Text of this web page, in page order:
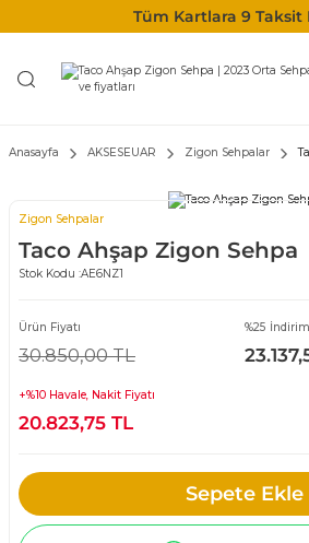
Tüm Kartlara 9 Taksit
Anasayfa AKSESEUAR Zigon Sehpalar
Zigon Sehpalar
Taco Ahşap Zigon Sehpa
Stok Kodu :AE6NZ1
Ürün Fiyatı
30.850,00 TL
%25
+%10 Havale, Nakit Fiyatı
20.823,75 TL
Sepete Ekle